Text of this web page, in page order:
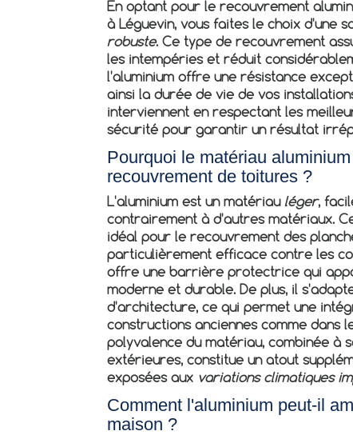
En optant pour lerecouvrement
à Léguevin, vous faites le choix d'une
robuste. Ce type de recouvrement
les intempéries et réduit
l'aluminium offre une résistance
ainsi la durée de vie de vos
interviennent en respectant les
sécurité pour garantir un résultat
Pourquoi le matériau
recouvrement de toitures ?
L'aluminium est un matériauléger,
contrairement à d'autres matériaux.
idéal pour le recouvrement des
particulièrement efficace contre les
offre une barrière protectrice qui
moderne et durable. De plus, il
d'architecture, ce qui permet une
constructions anciennes comme dans
polyvalence du matériau, combinée à
extérieures, constitue un atout
exposées aux variations climatiques
Comment l'aluminium peut-il
maison ?